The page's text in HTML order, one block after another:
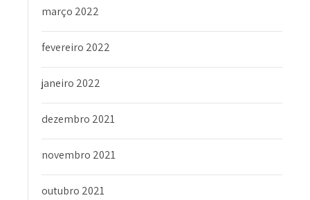
março 2022
fevereiro 2022
janeiro 2022
dezembro 2021
novembro 2021
outubro 2021